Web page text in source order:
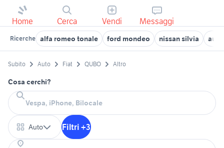
Home Cerca Vendi Messaggi
Ricerche alfa romeo tonale ford mondeo nissan silvia
Subito Auto Fiat QUBO Altro
Cosa cerchi?
Auto Filtri +3